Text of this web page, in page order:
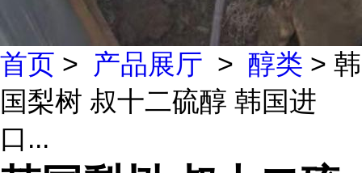
首页 > 产品展厅 > 醇类 > 韩
国梨树 叔十二硫醇 韩国进
口...